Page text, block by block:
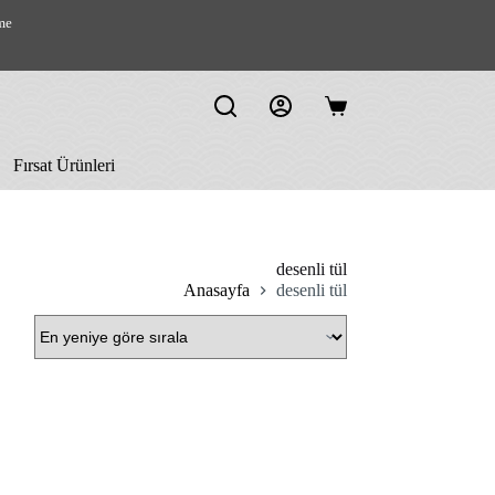
Shopping
Fırsat Ürünleri
desenli tül
Anasayfa
desenli tül